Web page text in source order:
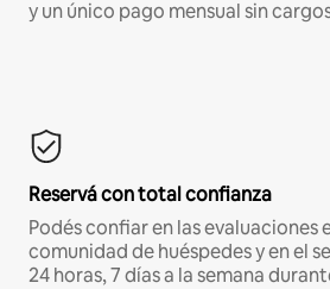
y un único pago mensual sin
Reservá con total confianza
Podés confiar en las evaluaciones
comunidad de huéspedes y en el
24 horas, 7 días a la semana